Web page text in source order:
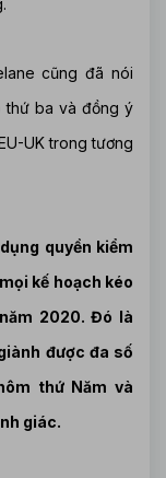
cũng đã nói
thứ ba và đồng ý
UK trong tương
quyền kiểm
kế hoạch kéo
2020. Đó là
được đa số
thứ Năm và
giác.